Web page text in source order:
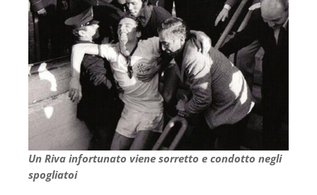
Un Riva infortunato viene sorretto e condotto negli
spogliatoi